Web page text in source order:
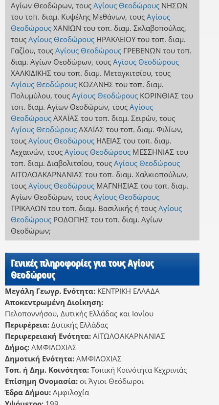
Αγίων Θεοδώρων, τους Αγίους Θεοδώρους ΝΗΣΩΝ
του τοπ. διαμ. Κυψέλης Μεθάνων, τους Αγίους
Θεοδώρους ΧΑΝΙΩΝ του τοπ. διαμ. Σκλαβοπούλας,
τους Αγίους Θεοδώρους ΗΡΑΚΛΕΙΟΥ του τοπ. διαμ.
Γαζίου, τους Αγίους Θεοδώρους ΓΡΕΒΕΝΩΝ του τοπ.
διαμ. Αγίων Θεοδώρων, τους Αγίους Θεοδώρους
ΧΑΛΚΙΔΙΚΗΣ του τοπ. διαμ. Μεταγκιτσίου, τους
Αγίους Θεοδώρους ΚΟΖΑΝΗΣ του τοπ. διαμ.
Πολυμύλου, τους Αγίους Θεοδώρους ΚΟΡΙΝΘΙΑΣ του
τοπ. διαμ. Αγίων Θεοδώρων, τους Αγίους
Θεοδώρους ΑΧΑΪΑΣ του τοπ. διαμ. Σειρών, τους
Αγίους Θεοδώρους ΑΧΑΪΑΣ του τοπ. διαμ. Φιλίων,
τους Αγίους Θεοδώρους ΗΛΕΙΑΣ του τοπ. διαμ.
Λεχαινών, τους Αγίους Θεοδώρους ΜΕΣΣΗΝΙΑΣ του
τοπ. διαμ. Διαβολιτσίου, τους Αγίους Θεοδώρους
ΑΙΤΩΛΟΑΚΑΡΝΑΝΙΑΣ του τοπ. διαμ. Χαλκιοπούλων,
τους Αγίους Θεοδώρους ΜΑΓΝΗΣΙΑΣ του τοπ. διαμ.
Αγίων Θεοδώρων, τους Αγίους Θεοδώρους
ΤΡΙΚΑΛΩΝ του τοπ. διαμ. Βασιλικήςή τους Αγίους
Θεοδώρους ΡΟΔΟΠΗΣ του τοπ. διαμ. Αγίων
Θεοδώρων;
Γενικές πληροφορίες για τους Αγίους
Θεοδώρους
Μεγάλη Γεωγρ. Ενότητα: ΚΕΝΤΡΙΚΗ ΕΛΛΑΔΑ
Αποκεντρωμένη Διοίκηση:
Πελοποννήσου, Δυτικής Ελλάδας και Ιονίου
Περιφέρεια: Δυτικής Ελλάδας
Περιφερειακή Ενότητα: ΑΙΤΩΛΟΑΚΑΡΝΑΝΙΑΣ
Δήμος: ΑΜΦΙΛΟΧΙΑΣ
Δημοτική Ενότητα: ΑΜΦΙΛΟΧΙΑΣ
Τοπ. ή Δημ. Κοινότητα: Τοπική Κοινότητα Κεχρινιάς
Επίσημη Ονομασία: οι Άγιοι Θεόδωροι
Έδρα Δήμου: Αμφιλοχία